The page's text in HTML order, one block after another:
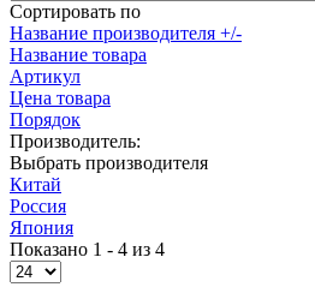
Сортировать по
Название производителя +/-
Название товара
Артикул
Цена товара
Порядок
Производитель:
Выбрать производителя
Китай
Россия
Япония
Показано 1 - 4 из 4